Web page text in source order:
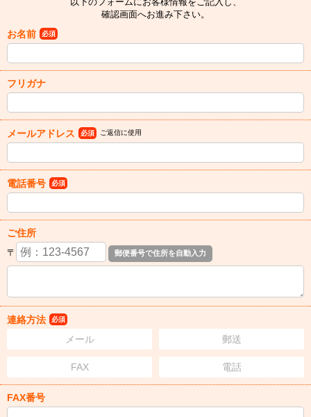
確認画面へお進み下さい。
お名前 必須
フリガナ
メールアドレス 必須 ご返信に使用
電話番号 必須
ご住所
〒
連絡方法 必須
メール 郵送
FAX 電話
FAX番号